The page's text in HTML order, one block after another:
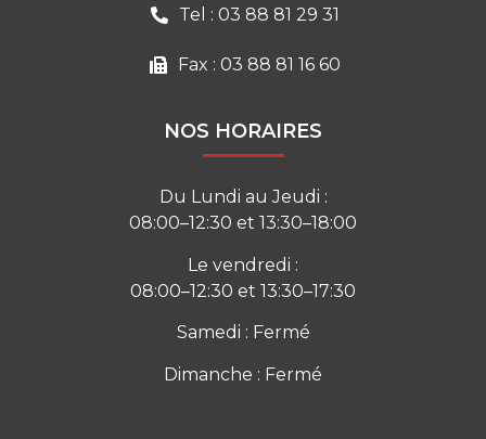
Tel : 03 88 81 29 31
Fax : 03 88 81 16 60
NOS HORAIRES
Du Lundi au Jeudi :
08:00–12:30 et 13:30–18:00
Le vendredi :
08:00–12:30 et 13:30–17:30
Samedi : Fermé
Dimanche : Fermé